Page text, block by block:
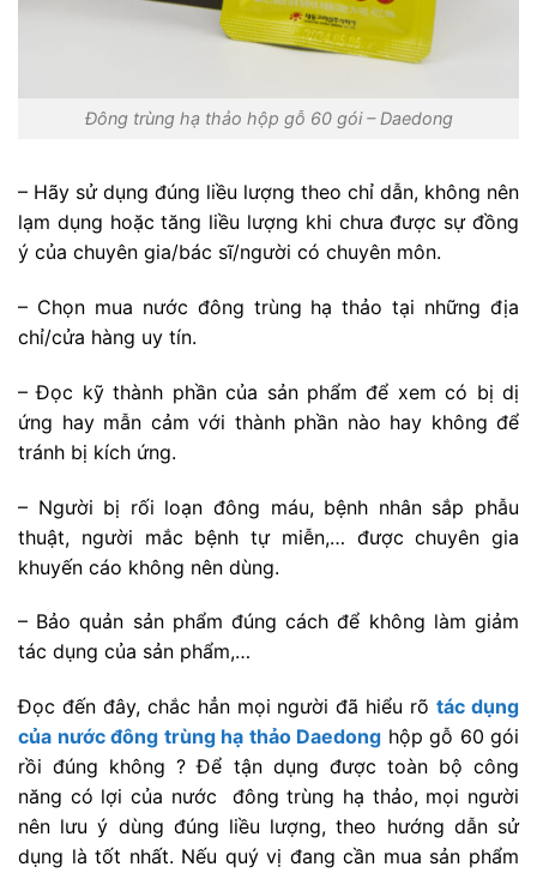
Đông trùng hạ thảo hộp gỗ 60 gói – Daedong
– Hãy sử dụng đúng liều lượng theo chỉ dẫn, không nên
lạm dụng hoặc tăng liều lượng khi chưa được sự đồng
ý của chuyên gia/bác sĩ/người có chuyên môn.
– Chọn mua nước đông trùng hạ thảo tại những địa
chỉ/cửa hàng uy tín.
– Đọc kỹ thành phần của sản phẩm để xem có bị dị
ứng hay mẫn cảm với thành phần nào hay không để
tránh bị kích ứng.
– Người bị rối loạn đông máu, bệnh nhân sắp phẫu
thuật, người mắc bệnh tự miễn,… được chuyên gia
khuyến cáo không nên dùng.
– Bảo quản sản phẩm đúng cách để không làm giảm
tác dụng của sản phẩm,…
Đọc đến đây, chắc hẳn mọi người đã hiểu rõtác dụng
của nước đông trùng hạ thảo Daedong hộp gỗ 60 gói
rồi đúng không ? Để tận dụng được toàn bộ công
năng có lợi của nước đông trùng hạ thảo, mọi người
nên lưu ý dùng đúng liều lượng, theo hướng dẫn sử
dụng là tốt nhất. Nếu quý vị đang cần mua sản phẩm